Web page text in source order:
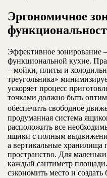
Эргономичное
Эффективное зонирование
функциональной кухне.
– мойки, плиты и
треугольника»
ускоряет процесс
точками должно быть
обеспечить свободное
продуманная система
расположить все
ящики с полным
а вертикальные хранилища
пространство. Для
каждый сантиметр
сэкономить место и